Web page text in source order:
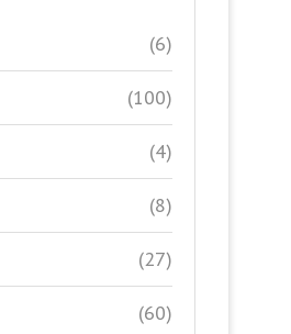
(6)
(100)
(4)
(8)
(27)
(60)